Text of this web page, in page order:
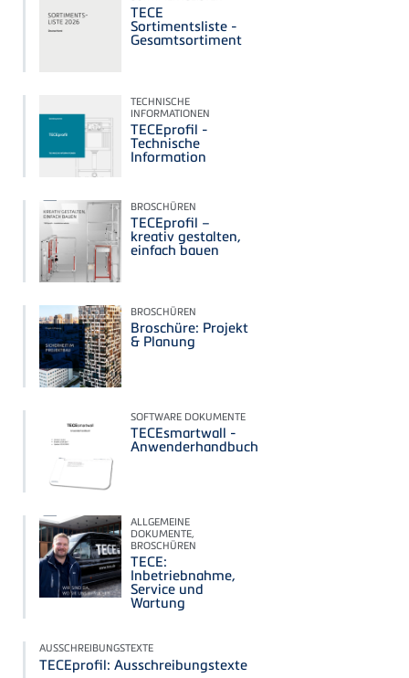
TECE
Sortimentsliste -
Gesamtsortiment
TECHNISCHE
INFORMATIONEN
TECEprofil -
Technische
Information
BROSCHÜREN
TECEprofil –
kreativ gestalten,
einfach bauen
BROSCHÜREN
Broschüre: Projekt
& Planung
SOFTWARE DOKUMENTE
TECEsmartwall -
Anwenderhandbuch
ALLGEMEINE
DOKUMENTE,
BROSCHÜREN
TECE:
Inbetriebnahme,
Service und
Wartung
AUSSCHREIBUNGSTEXTE
TECEprofil: Ausschreibungstexte